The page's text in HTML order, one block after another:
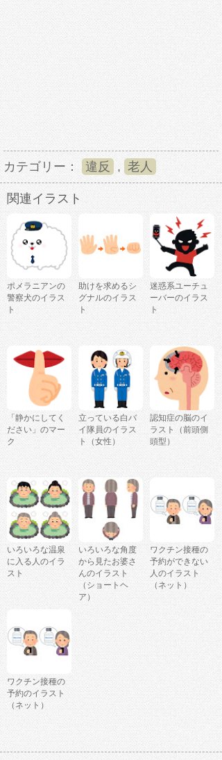
カテゴリー： 違反 , 老人
関連イラスト
ポメラニアンの
警察犬のイラス
ト
助けを求めるシ
グナルのイラス
ト
迷惑系ユーチュ
ーバーのイラス
ト
「静かにしてく
ださい」のマー
ク
立っている白バ
イ隊員のイラス
ト（女性）
認知症の脳のイ
ラスト（前頭側
頭型）
いろいろな温泉
に入る人のイラ
スト
いろいろな角度
から見たお婆さ
んのイラスト
（ショートヘ
ア）
ワクチン接種の
予約ができない
人のイラスト
（ネット）
ワクチン接種の
予約のイラスト
（ネット）